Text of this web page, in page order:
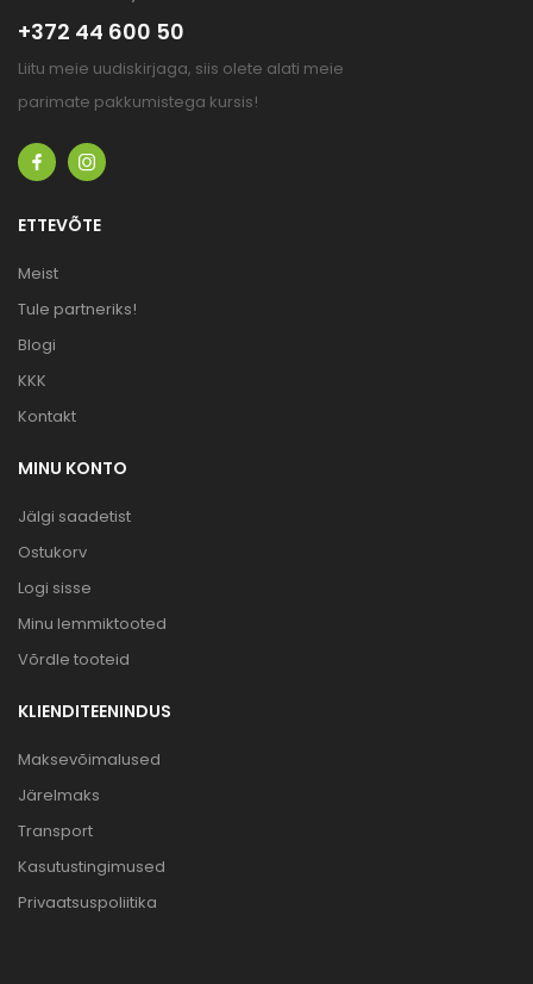
+372 44 600 50
Liitu meie uudiskirjaga, siis olete alati meie
parimate pakkumistega kursis!
ETTEVÕTE
Meist
Tule partneriks!
Blogi
KKK
Kontakt
MINU KONTO
Jälgi saadetist
Ostukorv
Logi sisse
Minu lemmiktooted
Võrdle tooteid
KLIENDITEENINDUS
Maksevõimalused
Järelmaks
Transport
Kasutustingimused
Privaatsuspoliitika